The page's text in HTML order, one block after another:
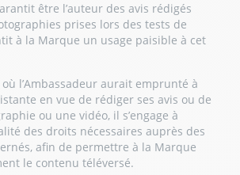
être l’auteur des avis rédigés
prises lors des tests de
à la Marque un usage paisible à cet
où l’Ambassadeur aurait emprunté à
en vue de rédiger ses avis ou de
ou une vidéo, il s’engage à
des droits nécessaires auprès des
afin de permettre à la Marque
le contenu téléversé.